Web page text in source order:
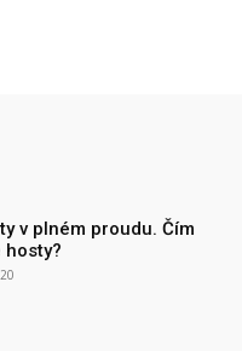
v plném proudu. Čím
hosty?